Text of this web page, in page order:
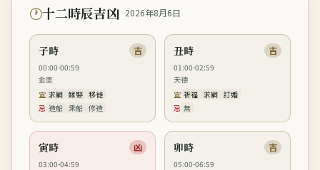
🕐十二時辰吉凶 2026年8月6日
子時 吉
00:00-00:59
金匮
宜 求嗣 嫁娶 移徙
忌 造船 乘船 修造
丑時 吉
01:00-02:59
天德
宜 祈福 求嗣 訂婚
忌 無
寅時 凶
03:00-04:59
卯時 吉
05:00-06:59